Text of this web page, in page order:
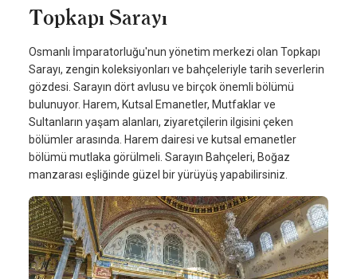
Topkapı Sarayı
Osmanlı İmparatorluğu'nun yönetim merkezi olan Topkapı
Sarayı, zengin koleksiyonları ve bahçeleriyle tarih severlerin
gözdesi. Sarayın dört avlusu ve birçok önemli bölümü
bulunuyor. Harem, Kutsal Emanetler, Mutfaklar ve
Sultanların yaşam alanları, ziyaretçilerin ilgisini çeken
bölümler arasında. Harem dairesi ve kutsal emanetler
bölümü mutlaka görülmeli. Sarayın Bahçeleri, Boğaz
manzarası eşliğinde güzel bir yürüyüş yapabilirsiniz.